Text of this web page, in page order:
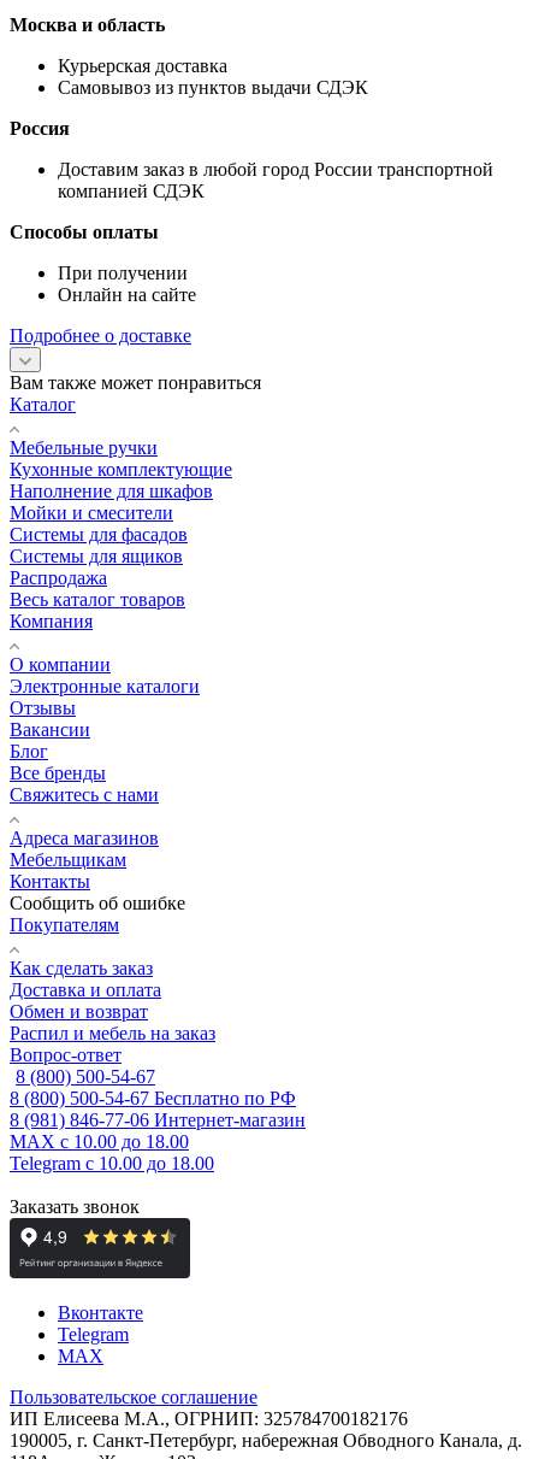
Москва и область
Курьерская доставка
Самовывоз из пунктов выдачи СДЭК
Россия
Доставим заказ в любой город России транспортной
компанией СДЭК
Способы оплаты
При получении
Онлайн на сайте
Подробнее о доставке
Вам также может понравиться
Каталог
Мебельные ручки
Кухонные комплектующие
Наполнение для шкафов
Мойки и смесители
Системы для фасадов
Системы для ящиков
Распродажа
Весь каталог товаров
Компания
О компании
Электронные каталоги
Отзывы
Вакансии
Блог
Все бренды
Свяжитесь с нами
Адреса магазинов
Мебельщикам
Контакты
Сообщить об ошибке
Покупателям
Как сделать заказ
Доставка и оплата
Обмен и возврат
Распил и мебель на заказ
Вопрос-ответ
8 (800) 500-54-67
8 (800) 500-54-67 Бесплатно по РФ
8 (981) 846-77-06 Интернет-магазин
MAX с 10.00 до 18.00
Telegram с 10.00 до 18.00
Заказать звонок
Вконтакте
Telegram
MAX
Пользовательское соглашение
ИП Елисеева М.А., ОГРНИП: 325784700182176
190005, г. Санкт-Петербург, набережная Обводного Канала, д.